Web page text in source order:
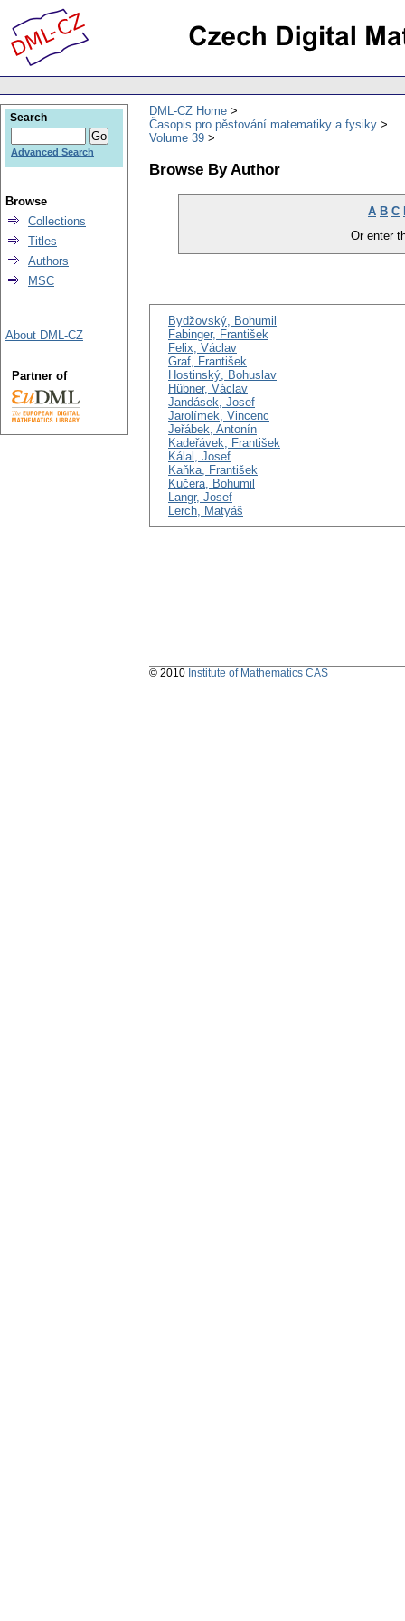
DML-CZ Home
Časopis pro pěstování matematiky a fysiky
Volume 39
Browse By Author
A B C
Or enter
Bydžovský, Bohumil
Fabinger, František
Felix, Václav
Graf, František
Hostinský, Bohuslav
Hübner, Václav
Jandásek, Josef
Jarolímek, Vincenc
Jeřábek, Antonín
Kadeřávek, František
Kálal, Josef
Kaňka, František
Kučera, Bohumil
Langr, Josef
Lerch, Matyáš
Search
Advanced Search
Browse
Collections
Titles
Authors
MSC
About DML-CZ
Partner of
© 2010 Institute of Mathematics CAS